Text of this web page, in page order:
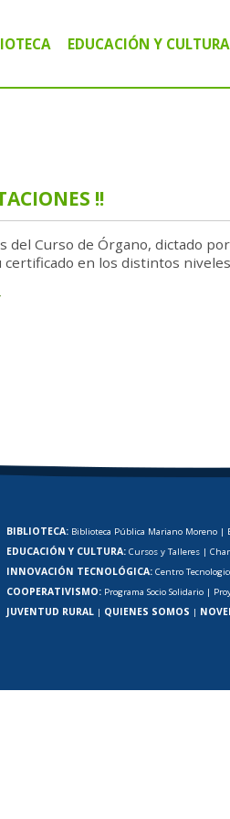
PÚBLICA MARIANO
EDUCACIÓN Y CULTURA
CURSOS Y TALLERES
!!
del Curso de Órgano, dictado
certificado en los distintos
BIBLIOTECA: Biblioteca Pública Mariano Moreno |
EDUCACIÓN Y CULTURA: Cursos y Talleres |
INNOVACIÓN TECNOLÓGICA: Centro
COOPERATIVISMO: Programa Socio Solidario |
JUVENTUD RURAL | QUIENES SOMOS |